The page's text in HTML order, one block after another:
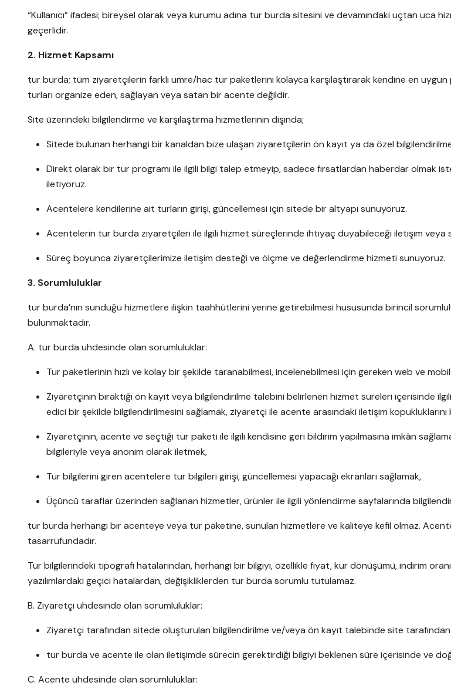
“Kullanıcı” ifadesi; bireysel olarak veya kurumu adına tur burda sitesini ve devamındaki uçtan uca
geçerlidir.
2. Hizmet Kapsamı
tur burda; tüm ziyaretçilerin farklı umre/hac tur paketlerini kolayca karşılaştırarak kendine en
turları organize eden, sağlayan veya satan bir acente değildir.
Site üzerindeki bilgilendirme ve karşılaştırma hizmetlerinin dışında;
Sitede bulunan herhangi bir kanaldan bize ulaşan ziyaretçilerin ön kayıt ya da özel
Direkt olarak bir tur programı ile ilgili bilgi talep etmeyip, sadece fırsatlardan haberdar olmak
iletiyoruz.
Acentelere kendilerine ait turların girişi, güncellemesi için sitede bir altyapı sunuyoruz.
Acentelerin tur burda ziyaretçileri ile ilgili hizmet süreçlerinde ihtiyaç duyabileceği iletişim veya
Süreç boyunca ziyaretçilerimize iletişim desteği ve ölçme ve değerlendirme hizmeti sunuyoruz.
3. Sorumluluklar
tur burda’nın sunduğu hizmetlere ilişkin taahhütlerini yerine getirebilmesi hususunda birincil
bulunmaktadır.
A. tur burda uhdesinde olan sorumluluklar:
Tur paketlerinin hızlı ve kolay bir şekilde taranabilmesi, incelenebilmesi için gereken web ve
Ziyaretçinin bıraktığı ön kayıt veya bilgilendirilme talebini belirlenen hizmet süreleri içerisinde
edici bir şekilde bilgilendirilmesini sağlamak, ziyaretçi ile acente arasındaki iletişim
Ziyaretçinin, acente ve seçtiği tur paketi ile ilgili kendisine geri bildirim yapılmasına imkân
bilgileriyle veya anonim olarak iletmek,
Tur bilgilerini giren acentelere tur bilgileri girişi, güncellemesi yapacağı ekranları sağlamak,
Üçüncü taraflar üzerinden sağlanan hizmetler, ürünler ile ilgili yönlendirme sayfalarında
tur burda herhangi bir acenteye veya tur paketine, sunulan hizmetlere ve kaliteye kefil olmaz.
tasarrufundadır.
Tur bilgilerindeki tipografi hatalarından, herhangi bir bilgiyi, özellikle fiyat, kur dönüşümü, indirim
yazılımlardaki geçici hatalardan, değişikliklerden tur burda sorumlu tutulamaz.
B. Ziyaretçi uhdesinde olan sorumluluklar:
Ziyaretçi tarafından sitede oluşturulan bilgilendirilme ve/veya ön kayıt talebinde site
tur burda ve acente ile olan iletişimde sürecin gerektirdiği bilgiyi beklenen süre içerisinde ve
C. Acente uhdesinde olan sorumluluklar: